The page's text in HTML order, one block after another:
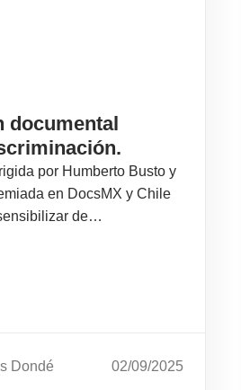
documental
por Humberto Busto y
en DocsMX y Chile
de…
Dondé 02/09/2025